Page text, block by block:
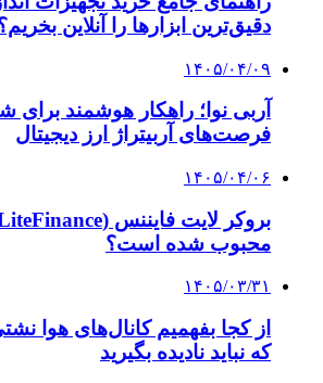
کلیه حقوق متعلق به راهیان اقتصادی می باشد
دکمه بازگشت به بالا